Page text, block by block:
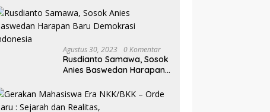
Tengah Dinamika Politik
Agraria
Agustus 30, 2023 0 Komentar
Rusdianto Samawa, Sosok
Anies Baswedan Harapan